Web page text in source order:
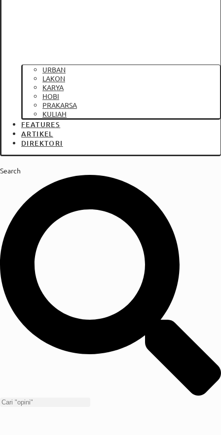
URBAN
LAKON
KARYA
HOBI
PRAKARSA
KULIAH
FEATURES
ARTIKEL
DIREKTORI
Search